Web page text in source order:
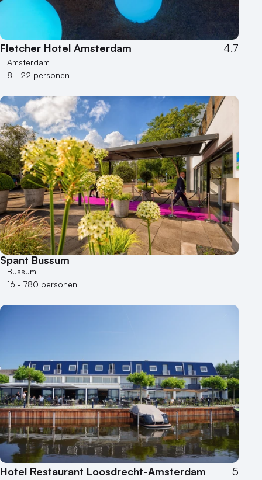
Fletcher Hotel Amsterdam 4.7
Amsterdam
8 - 22 personen
Spant Bussum
Bussum
16 - 780 personen
Hotel Restaurant Loosdrecht-Amsterdam 5